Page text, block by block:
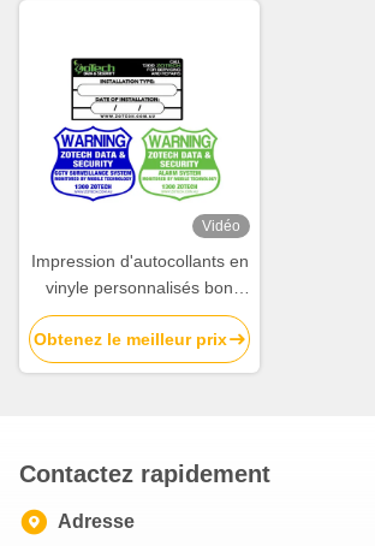
Vidéo
Impression d'autocollants en
vinyle personnalisés bon
marché - Étiquettes
découpées à la forme
imperméables abordables
Obtenez le meilleur prix
Contactez rapidement
Adresse